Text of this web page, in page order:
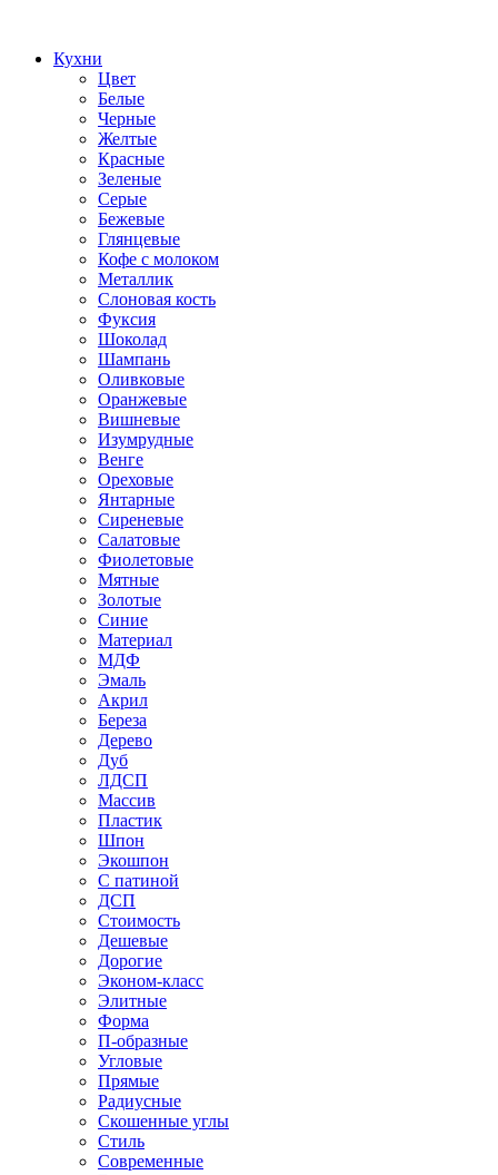
Кухни
Цвет
Белые
Черные
Желтые
Красные
Зеленые
Серые
Бежевые
Глянцевые
Кофе с молоком
Металлик
Слоновая кость
Фуксия
Шоколад
Шампань
Оливковые
Оранжевые
Вишневые
Изумрудные
Венге
Ореховые
Янтарные
Сиреневые
Салатовые
Фиолетовые
Мятные
Золотые
Синие
Материал
МДФ
Эмаль
Акрил
Береза
Дерево
Дуб
ЛДСП
Массив
Пластик
Шпон
Экошпон
С патиной
ДСП
Стоимость
Дешевые
Дорогие
Эконом-класс
Элитные
Форма
П-образные
Угловые
Прямые
Радиусные
Скошенные углы
Стиль
Современные